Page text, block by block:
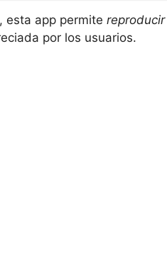
esta app permite
por los usuarios.